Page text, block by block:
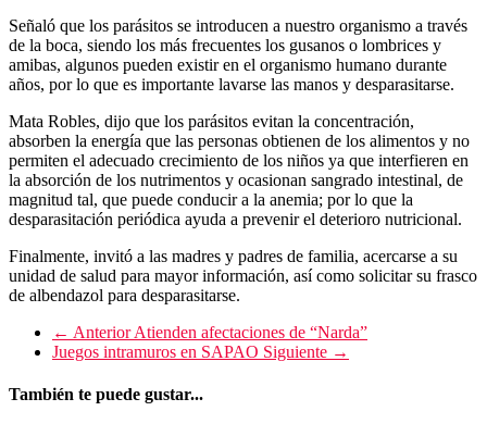
Señaló que los parásitos se introducen a nuestro organismo a través
de la boca, siendo los más frecuentes los gusanos o lombrices y
amibas, algunos pueden existir en el organismo humano durante
años, por lo que es importante lavarse las manos y desparasitarse.
Mata Robles, dijo que los parásitos evitan la concentración,
absorben la energía que las personas obtienen de los alimentos y no
permiten el adecuado crecimiento de los niños ya que interfieren en
la absorción de los nutrimentos y ocasionan sangrado intestinal, de
magnitud tal, que puede conducir a la anemia; por lo que la
desparasitación periódica ayuda a prevenir el deterioro nutricional.
Finalmente, invitó a las madres y padres de familia, acercarse a su
unidad de salud para mayor información, así como solicitar su frasco
de albendazol para desparasitarse.
← AnteriorAtienden afectaciones de “Narda”
Juegos intramuros en SAPAO Siguiente →
También te puede gustar...